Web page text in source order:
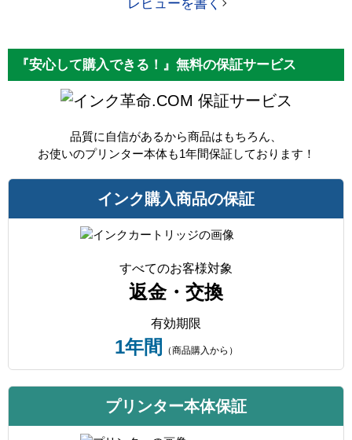
レビューを書く
『安心して購入できる！』無料の保証サービス
保証サービス
品質に自信があるから商品はもちろん、
お使いのプリンター本体も1年間保証しております！
インク購入商品の保証
すべてのお客様対象
返金・交換
有効期限
1年間 （商品購入から）
プリンター本体保証